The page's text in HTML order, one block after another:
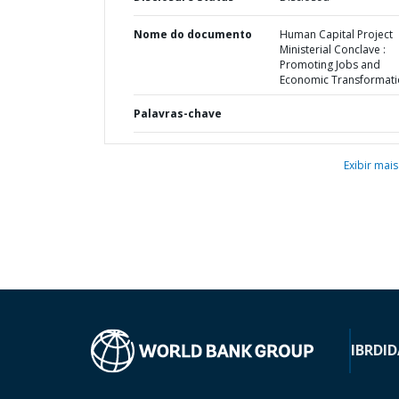
Nome do documento
Human Capital Project
Ministerial Conclave :
Promoting Jobs and
Economic
Palavras-chave
Exibir mais
IBRD